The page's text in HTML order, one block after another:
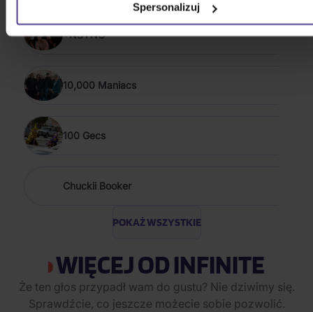
Spersonalizuj
*NSYNC
10,000 Maniacs
100 Gecs
Chuckii Booker
POKAŻ WSZYSTKIE
WIĘCEJ OD INFINITE
Że ten głos przypadł wam do gustu? Nie dziwimy się.
Sprawdźcie, co jeszcze możecie sobie pozwolić.